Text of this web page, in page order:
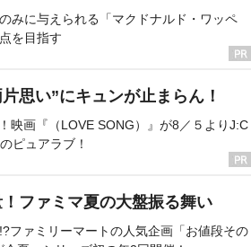
みに与えられる「マクドナルド・ワッペ
を目指す
思い”にキュンが止まらん！
映画『（LOVE SONG）』が8／５よりJ:C
ピュアラブ！
ファミマ夏の大盤振る舞い
ファミリーマートの人気企画「お値段その